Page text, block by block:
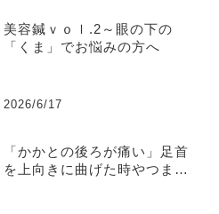
美容鍼ｖｏｌ.2～眼の下の
「くま」でお悩みの方へ
2026/6/17
「かかとの後ろが痛い」足首
を上向きに曲げた時やつま先